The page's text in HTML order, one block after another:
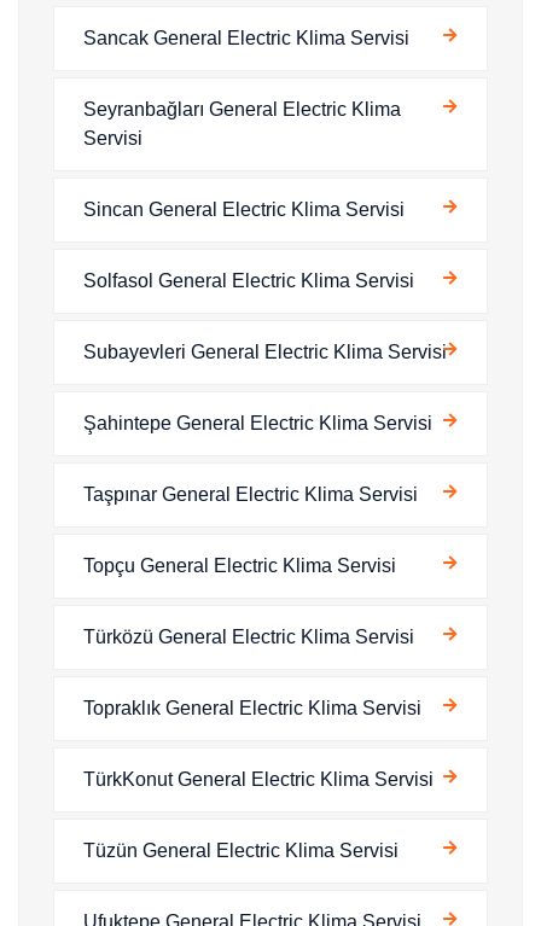
Sancak General Electric Klima Servisi
Seyranbağları General Electric Klima
Servisi
Sincan General Electric Klima Servisi
Solfasol General Electric Klima Servisi
Subayevleri General Electric Klima Servisi
Şahintepe General Electric Klima Servisi
Taşpınar General Electric Klima Servisi
Topçu General Electric Klima Servisi
Türközü General Electric Klima Servisi
Topraklık General Electric Klima Servisi
TürkKonut General Electric Klima Servisi
Tüzün General Electric Klima Servisi
Ufuktepe General Electric Klima Servisi